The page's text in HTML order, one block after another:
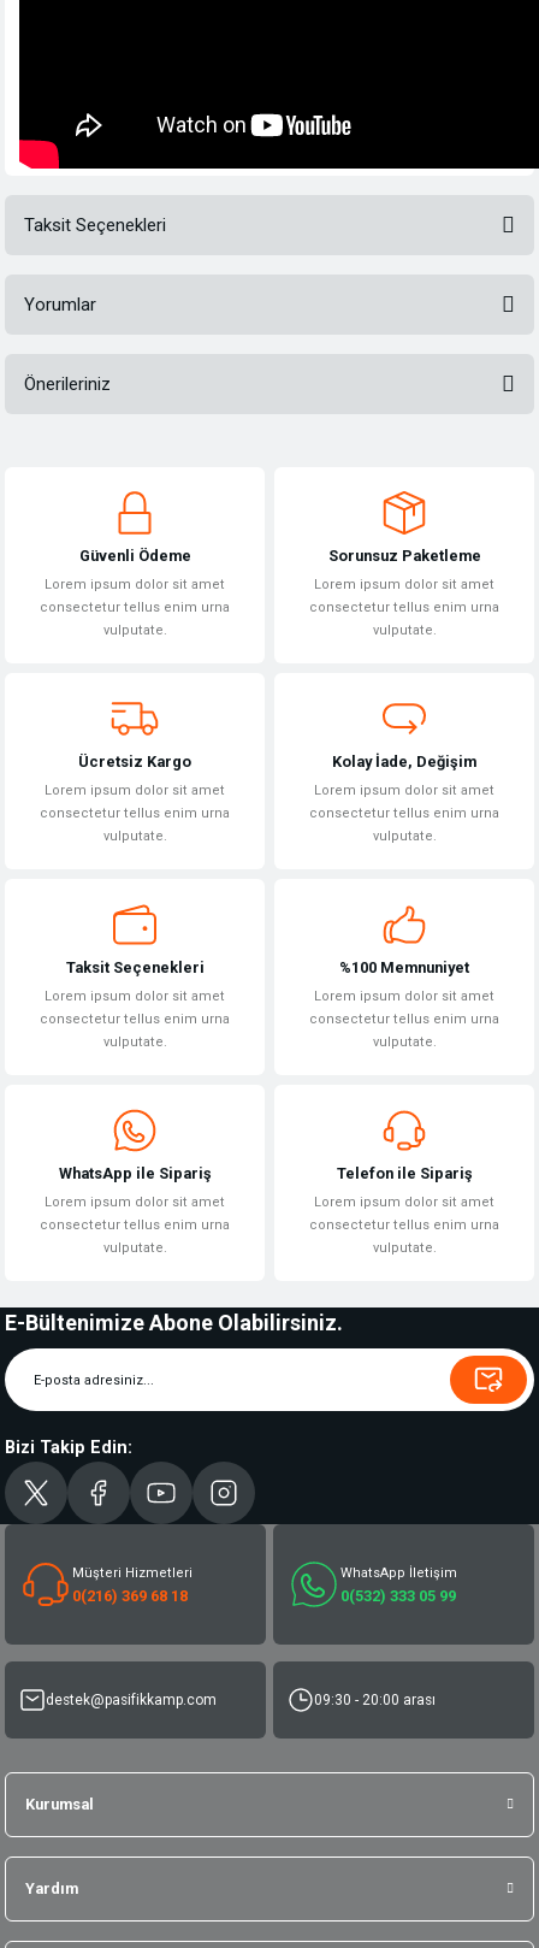
Taksit Seçenekleri
Yorumlar
Önerileriniz
Görüş ve önerileriniz için teşekkür ederiz.
Ürün açıklamasında eksik bilgiler bulunuyor.
Ürün bilgilerinde hatalar bulunuyor.
Bu ürüne benzer farklı alternatifler olmalı.
Güvenli Ödeme
Lorem ipsum dolor sit amet
consectetur tellus enim urna
vulputate.
Sorunsuz Paketleme
Lorem ipsum dolor sit amet
consectetur tellus enim urna
vulputate.
Ücretsiz Kargo
Lorem ipsum dolor sit amet
consectetur tellus enim urna
vulputate.
Kolay İade, Değişim
Lorem ipsum dolor sit amet
consectetur tellus enim urna
vulputate.
Taksit Seçenekleri
Lorem ipsum dolor sit amet
consectetur tellus enim urna
vulputate.
%100 Memnuniyet
Lorem ipsum dolor sit amet
consectetur tellus enim urna
vulputate.
WhatsApp ile Sipariş
Lorem ipsum dolor sit amet
consectetur tellus enim urna
vulputate.
Telefon ile Sipariş
Lorem ipsum dolor sit amet
consectetur tellus enim urna
vulputate.
E-Bültenimize Abone Olabilirsiniz.
Bizi Takip Edin:
Müşteri Hizmetleri
0(216) 369 68 18
WhatsApp İletişim
0(532) 333 05 99
destek@pasifikkamp.com 09:30 - 20:00 arası
Kurumsal
Yardım